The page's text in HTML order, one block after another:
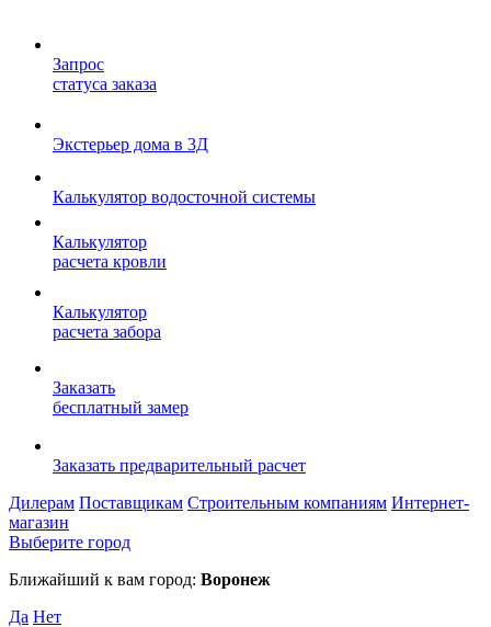
Запрос
статуса заказа
Экстерьер дома в 3Д
Калькулятор водосточной системы
Калькулятор
расчета кровли
Калькулятор
расчета забора
Заказать
бесплатный замер
Заказать предварительный расчет
Дилерам Поставщикам Строительным компаниям Интернет-
магазин
Выберите город
Ближайший к вам город: Воронеж
Да Нет